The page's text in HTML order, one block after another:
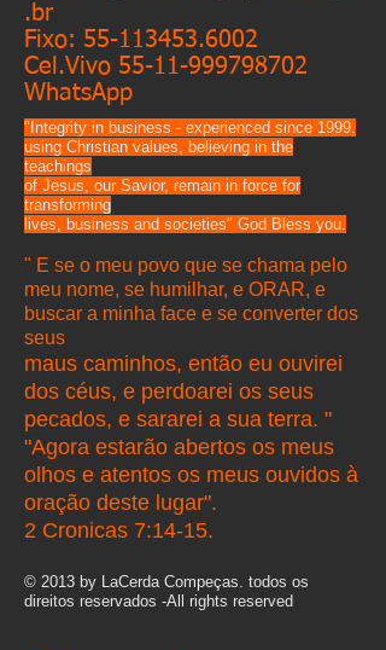
.br
Fixo: 55-113453.6002
Cel.Vivo 55-11-999798702
WhatsApp
"Integrity in business - experienced since 1999.
using Christian values, believing in the
teachings
of Jesus, our Savior, remain in force for
transforming
lives, business and societies" God Bless you.
" E se o meu povo que se chama pelo
meu nome, se humilhar, e ORAR, e
buscar a minha face e se converter dos
seus
maus caminhos, então eu ouvirei
dos céus, e perdoarei os seus
pecados, e sararei a sua terra. "
"Agora estarão abertos os meus
olhos e atentos os meus ouvidos à
oração deste lugar".
2 Cronicas 7:14-15.
© 2013 by LaCerda Compeças. todos os
direitos reservados -All rights reserved